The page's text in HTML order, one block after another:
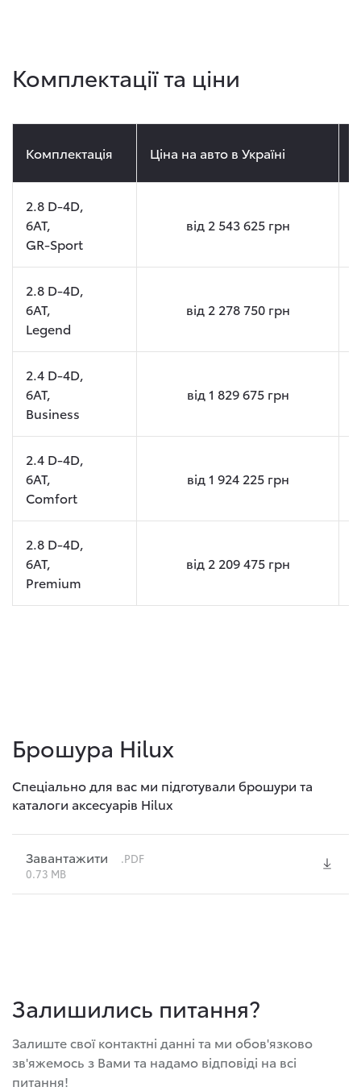
Комплектації та ціни
Комплектація Ціна на авто в Україні
2.8 D-4D,
6AT,
GR-Sport
від 2 543 625грн
2.8 D-4D,
6AT,
Legend
від 2 278 750грн
2.4 D-4D,
6AT,
Business
від 1 829 675грн
2.4 D-4D,
6AT,
Comfort
від 1 924 225грн
2.8 D-4D,
6AT,
Premium
від 2 209 475грн
Брошура Hilux
Спеціально для вас ми підготували брошури та
каталоги аксесуарів Hilux
Завантажити
.PDF
0.73 MB
Залишились питання?
Залиште свої контактні данні та ми обов'язково
зв'яжемось з Вами та надамо відповіді на всі
питання!